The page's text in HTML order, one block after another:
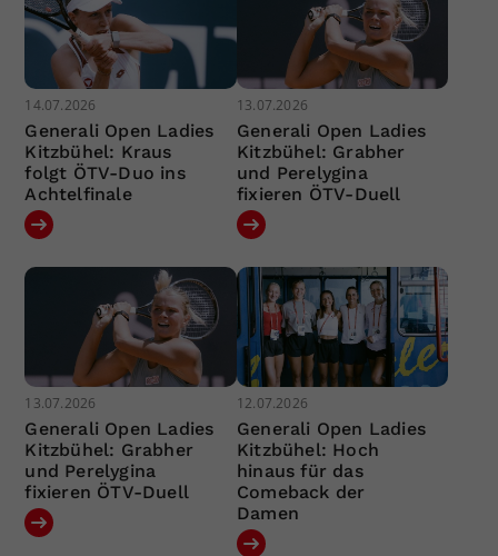
14.07.2026
Generali Open Ladies
Kitzbühel: Kraus
folgt ÖTV-Duo ins
Achtelfinale
13.07.2026
Generali Open Ladies
Kitzbühel: Grabher
und Perelygina
fixieren ÖTV-Duell
13.07.2026
Generali Open Ladies
Kitzbühel: Grabher
und Perelygina
fixieren ÖTV-Duell
12.07.2026
Generali Open Ladies
Kitzbühel: Hoch
hinaus für das
Comeback der
Damen